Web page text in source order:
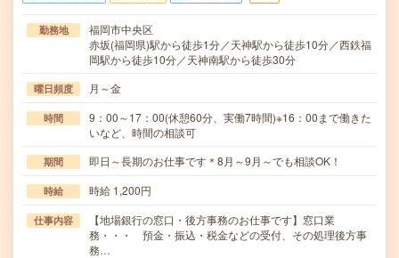
勤務地
福岡市中央区
赤坂(福岡県)駅から徒歩1分／天神駅から徒歩10分／西鉄福
岡駅から徒歩10分／天神南駅から徒歩30分
曜日頻度 月～金
時間
9：00～17：00(休憩60分、実働7時間)※16：00まで働きた
いなど、時間の相談可
期間 即日～長期のお仕事です＊8月～9月～でも相談OK！
時給 時給 1,200円
仕事内容
【地場銀行の窓口・後方事務のお仕事です】窓口業
務・・・ 預金・振込・税金などの受付、その処理後方事
務…